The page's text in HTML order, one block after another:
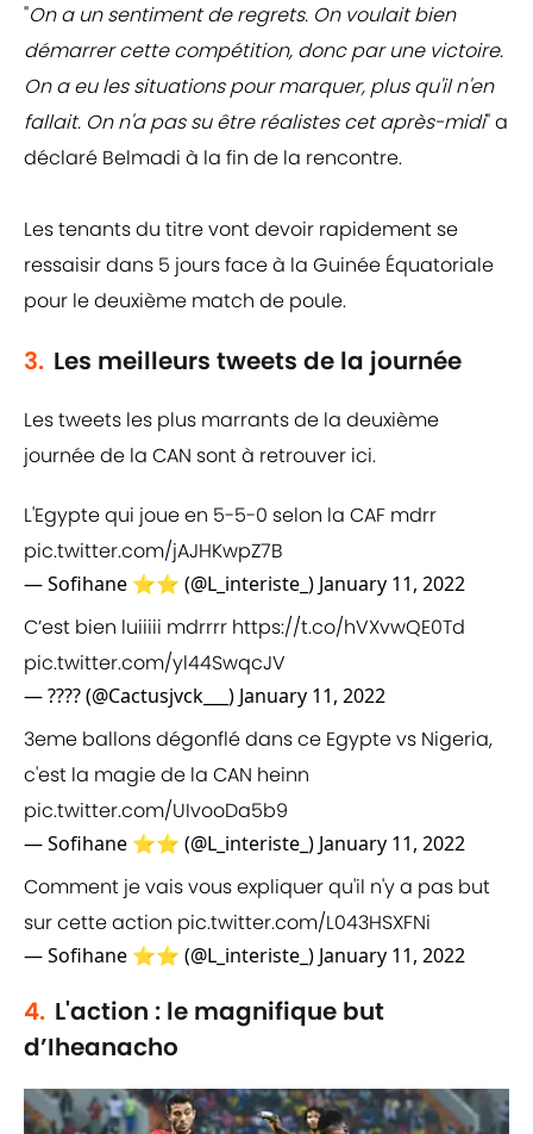
"On a un sentiment de regrets. On voulait bien
démarrer cette compétition, donc par une victoire.
On a eu les situations pour marquer, plus qu'il n'en
fallait. On n'a pas su être réalistes cet après-midi" a
déclaré Belmadi à la fin de la rencontre.
Les tenants du titre vont devoir rapidement se
ressaisir dans 5 jours face à la Guinée Équatoriale
pour le deuxième match de poule.
3. Les meilleurs tweets de la journée
Les tweets les plus marrants de la deuxième
journée de la CAN sont à retrouver ici.
L'Egypte qui joue en 5-5-0 selon la CAF mdrr
pic.twitter.com/jAJHKwpZ7B
— Sofihane ⭐⭐ (@L_interiste_) January 11, 2022
C’est bien luiiiii mdrrrr https://t.co/hVXvwQE0Td
pic.twitter.com/yl44SwqcJV
— ???? (@Cactusjvck___) January 11, 2022
3eme ballons dégonflé dans ce Egypte vs Nigeria,
c'est la magie de la CAN heinn
pic.twitter.com/UIvooDa5b9
— Sofihane ⭐⭐ (@L_interiste_) January 11, 2022
Comment je vais vous expliquer qu'il n'y a pas but
sur cette action pic.twitter.com/L043HSXFNi
— Sofihane ⭐⭐ (@L_interiste_) January 11, 2022
4. L'action : le magnifique but
d’Iheanacho